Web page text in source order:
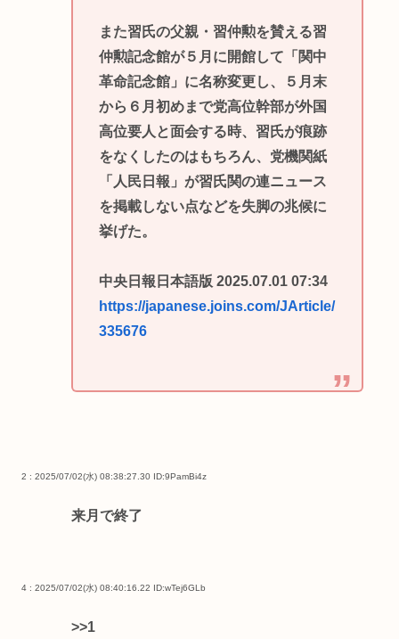
また習氏の父親・習仲勲を賛える習
仲勲記念館が５月に開館して「関中
革命記念館」に名称変更し、５月末
から６月初めまで党高位幹部が外国
高位要人と面会する時、習氏が痕跡
をなくしたのはもちろん、党機関紙
「人民日報」が習氏関の連ニュース
を掲載しない点などを失脚の兆候に
挙げた。
中央日報日本語版 2025.07.01 07:34
https://japanese.joins.com/JArticle/
335676
2 : 2025/07/02(水) 08:38:27.30 ID:9PamBi4z
来月で終了
4 : 2025/07/02(水) 08:40:16.22 ID:wTej6GLb
>>1